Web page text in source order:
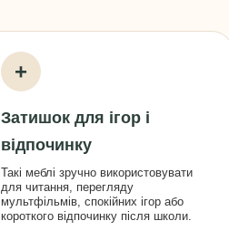
+
Затишок для ігор і
відпочинку
Такі меблі зручно використовувати
для читання, перегляду
мультфільмів, спокійних ігор або
короткого відпочинку після школи.